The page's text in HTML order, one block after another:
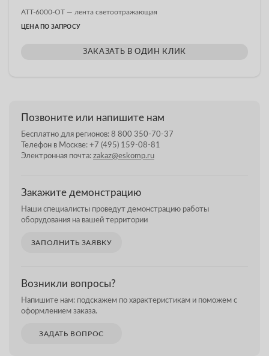
АТТ-6000-ОТ — лента светоотражающая
ЦЕНА ПО ЗАПРОСУ
ЗАКАЗАТЬ В ОДИН КЛИК
Позвоните или напишите нам
Бесплатно для регионов: 8 800 350-70-37
Телефон в Москве: +7 (495) 159-08-81
Электронная почта: zakaz@eskomp.ru
Закажите демонстрацию
Наши специалисты проведут демонстрацию работы
оборудования на вашей территории
ЗАПОЛНИТЬ ЗАЯВКУ
Возникли вопросы?
Напишите нам: подскажем по характеристикам и поможем с
оформлением заказа.
ЗАДАТЬ ВОПРОС